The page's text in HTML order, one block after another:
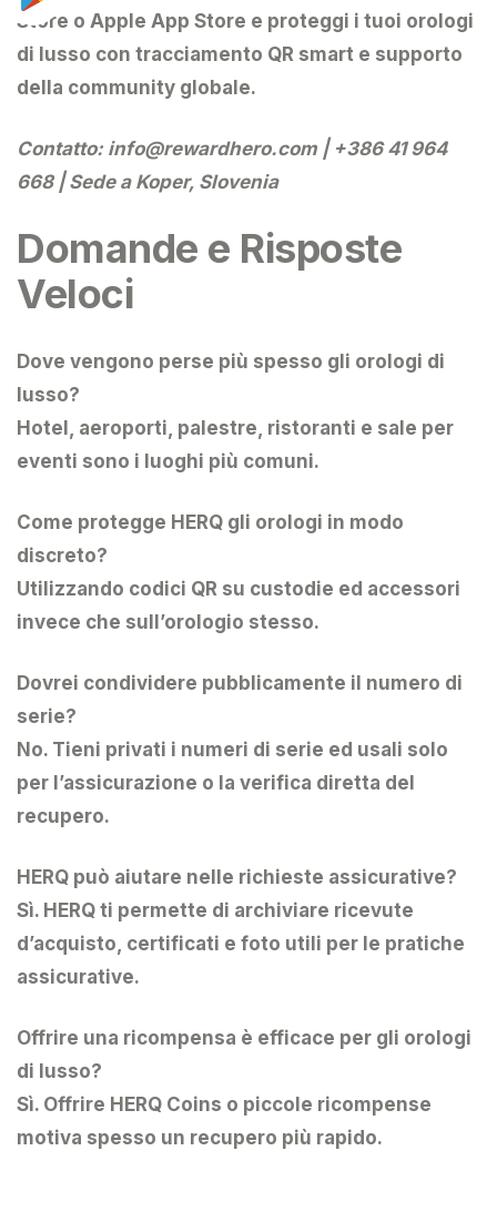
Store o Apple App Store e proteggi i tuoi orologi
di lusso con tracciamento QR smart e supporto
della community globale.
Contatto: info@rewardhero.com | +386 41 964
668 | Sede a Koper, Slovenia
Domande e Risposte
Veloci
Dove vengono perse più spesso gli orologi di
lusso?
Hotel, aeroporti, palestre, ristoranti e sale per
eventi sono i luoghi più comuni.
Come protegge HERQ gli orologi in modo
discreto?
Utilizzando codici QR su custodie ed accessori
invece che sull’orologio stesso.
Dovrei condividere pubblicamente il numero di
serie?
No. Tieni privati i numeri di serie ed usali solo
per l’assicurazione o la verifica diretta del
recupero.
HERQ può aiutare nelle richieste assicurative?
Sì. HERQ ti permette di archiviare ricevute
d’acquisto, certificati e foto utili per le pratiche
assicurative.
Offrire una ricompensa è efficace per gli orologi
di lusso?
Sì. Offrire HERQ Coins o piccole ricompense
motiva spesso un recupero più rapido.